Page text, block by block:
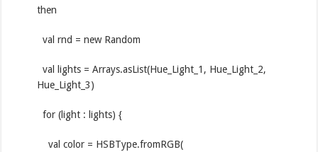
then
val rnd = new Random
val lights = Arrays.asList(Hue_Light_1, Hue_Light_2,
Hue_Light_3)
for (light : lights) {
val color = HSBType.fromRGB(